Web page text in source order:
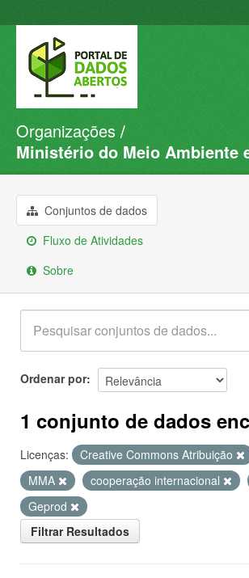
Conjuntos de dados
Organizações
Sobre
Organizações
Ministério do Meio Ambiente
Conjuntos de dados
Fluxo de Atividades
Sobre
Ordenar por
1 conjunto de dados
Licenças: Creative Commons Atribuição
MMA
cooperação internacional
Geprod
Filtrar Resultados